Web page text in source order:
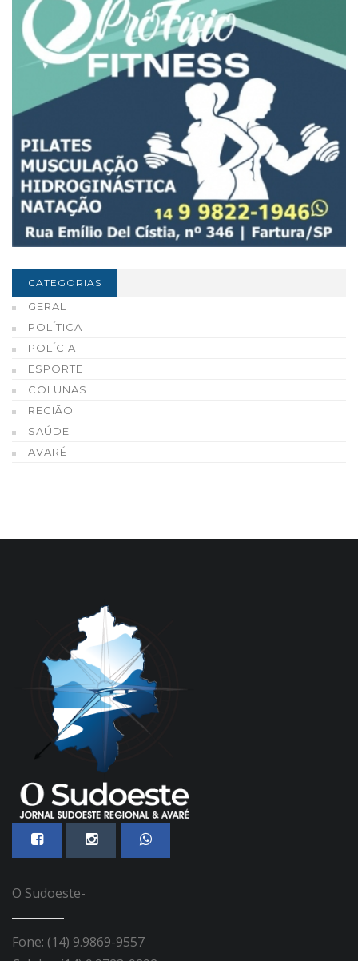
CATEGORIAS
GERAL
POLÍTICA
POLÍCIA
ESPORTE
COLUNAS
REGIÃO
SAÚDE
AVARÉ
O Sudoeste-
Fone: (14) 9.9869-9557